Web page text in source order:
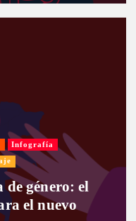
Infografía
género: el
el nuevo